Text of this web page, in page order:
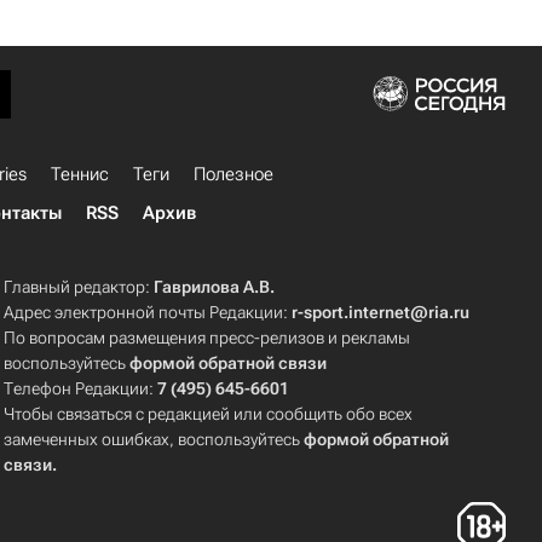
Теннис Теги
Полезное
RSS Архив
Главный редактор: Гаврилова А.В.
Адрес электронной почты Редакции: r-sport.internet@ria.ru
По вопросам размещения пресс-релизов и рекламы
воспользуйтесьформой обратной связи
Телефон Редакции:7 (495) 645-6601
Чтобы связаться с редакцией или сообщить обо всех
замеченных ошибках, воспользуйтесьформой обратной
связи.